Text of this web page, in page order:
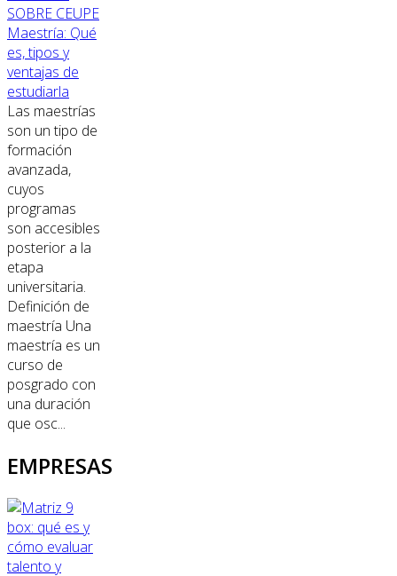
SOBRE CEUPE
Maestría: Qué
es, tipos y
ventajas de
estudiarla
Las maestrías
son un tipo de
formación
avanzada,
cuyos
programas
son accesibles
posterior a la
etapa
universitaria.
Definición de
maestría Una
maestría es un
curso de
posgrado con
una duración
que osc...
EMPRESAS